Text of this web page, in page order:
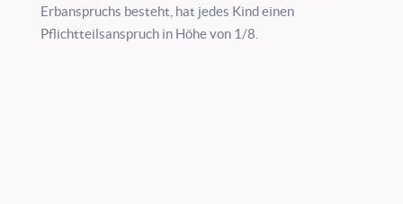
Erbanspruchs besteht, hat jedes Kind einen
Pflichtteilsanspruch in Höhe von 1/8.